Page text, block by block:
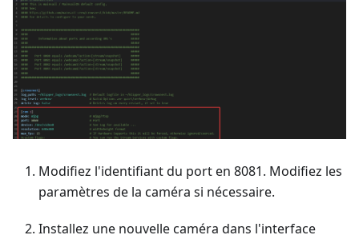
Modifiez l'identifiant du port en 8081. Modifiez les
paramètres de la caméra si nécessaire.
Installez une nouvelle caméra dans l'interface